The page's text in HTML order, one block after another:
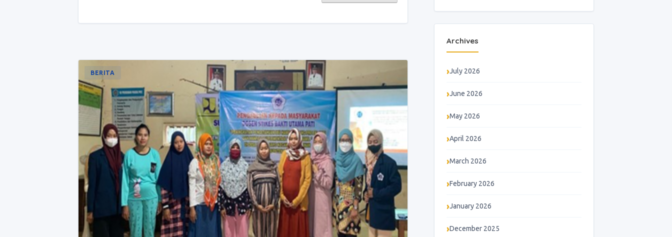
BERITA
Archives
July 2026
June 2026
May 2026
April 2026
March 2026
February 2026
January 2026
December 2025